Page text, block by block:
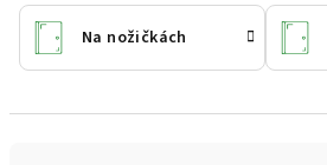
Na nožičkách